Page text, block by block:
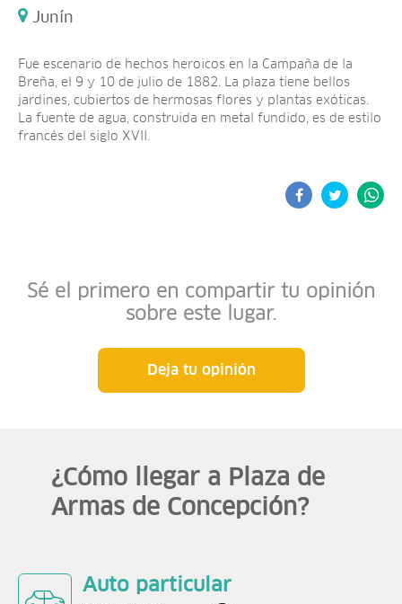
Junín
Fue escenario de hechos heroicos en la Campaña de la
Breña, el 9 y 10 de julio de 1882. La plaza tiene bellos
jardines, cubiertos de hermosas flores y plantas exóticas.
La fuente de agua, construida en metal fundido, es de estilo
francés del siglo XVII.
Sé el primero en compartir tu opinión
sobre este lugar.
Deja tu opinión
¿Cómo llegar a Plaza de
Armas de Concepción?
Auto particular